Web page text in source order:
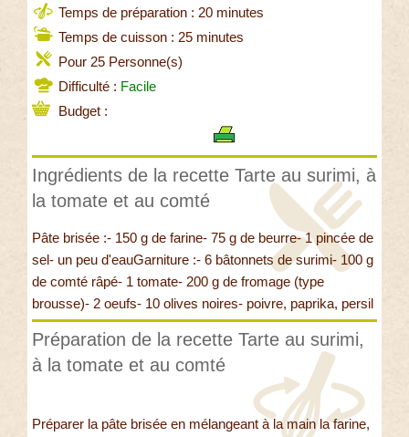
Temps de préparation : 20 minutes
Temps de cuisson : 25 minutes
Pour 25 Personne(s)
Difficulté : Facile
Budget :
Ingrédients de la recette Tarte au surimi, à
la tomate et au comté
Pâte brisée :- 150 g de farine- 75 g de beurre- 1 pincée de
sel- un peu d'eauGarniture :- 6 bâtonnets de surimi- 100 g
de comté râpé- 1 tomate- 200 g de fromage (type
brousse)- 2 oeufs- 10 olives noires- poivre, paprika, persil
Préparation de la recette Tarte au surimi,
à la tomate et au comté
Préparer la pâte brisée en mélangeant à la main la farine,